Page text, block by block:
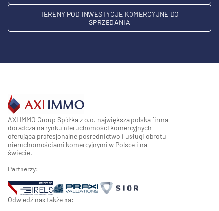
TERENY POD INWESTYCJE KOMERCYJNE DO
SPRZEDANIA
AXI IMMO Group Spółka z o.o. największa polska firma
doradcza na rynku nieruchomości komercyjnych
oferująca profesjonalne pośrednictwo i usługi obrotu
nieruchomościami komercyjnymi w Polsce i na
świecie.
Partnerzy:
Odwiedź nas także na: